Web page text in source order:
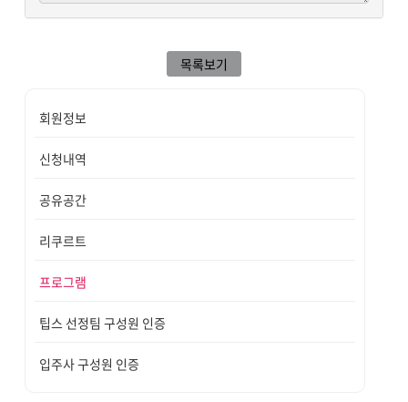
목록보기
회원정보
신청내역
공유공간
리쿠르트
프로그램
팁스 선정팀 구성원 인증
입주사 구성원 인증